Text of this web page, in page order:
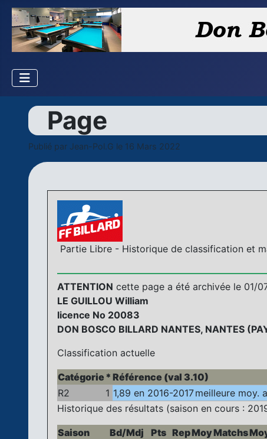
Page
Publié par Jean-Pol.G le 16 Mars 2022
Partie Libre - Historique de classification et
ATTENTION cette page a été archivée le 01/
LE GUILLOU William
licence No 20083
DON BOSCO BILLARD NANTES, NANTES
Classification actuelle
Catégorie* Référence (val 3.10)
R2
1 1,89 en 2016-2017meilleure moy.
Historique des résultats (saison en cours :
Saison Bd/Mdj Pts RepMoyMatchs